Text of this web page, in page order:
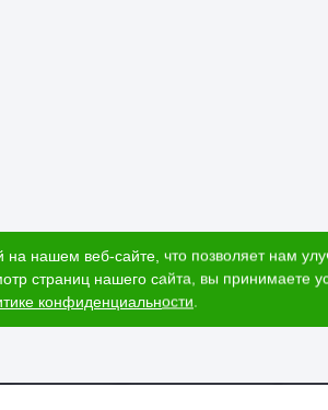
нашем веб-сайте, что позволяет нам
страниц нашего сайта, вы принимаете
конфиденциальности.